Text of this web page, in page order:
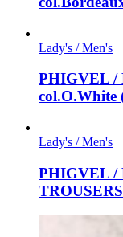
Lady's / Men's
PHIGVEL /
col.O.White
Lady's / Men's
PHIGVEL /